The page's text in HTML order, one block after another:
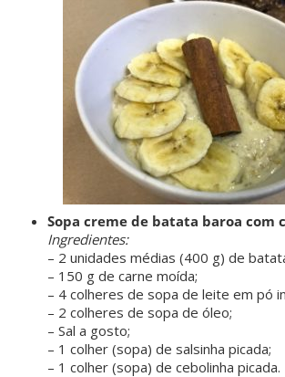
Sopa creme de batata baroa com
Ingredientes:
– 2 unidades médias (400 g) de
– 150 g de carne moída;
– 4 colheres de sopa de leite em pó
– 2 colheres de sopa de óleo;
– Sal a gosto;
– 1 colher (sopa) de salsinha picada;
– 1 colher (sopa) de cebolinha picada.